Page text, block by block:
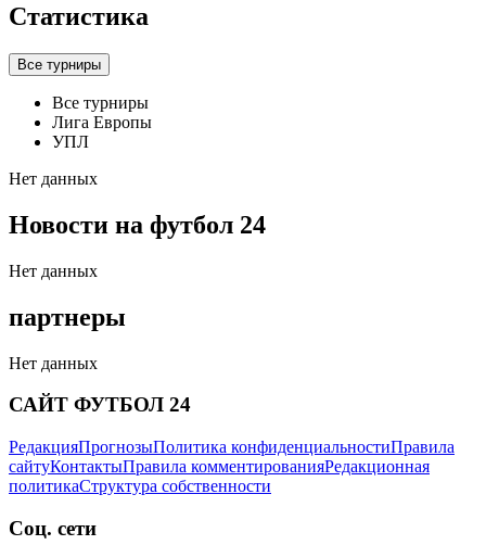
Статистика
Все турниры
Все турниры
Лига Европы
УПЛ
Нет данных
Новости на футбол 24
Нет данных
партнеры
Нет данных
САЙТ ФУТБОЛ 24
РедакцияПрогнозыПолитика конфиденциальностиПравила
сайтуКонтактыПравила комментированияРедакционная
политикаСтруктура собственности
Соц. сети